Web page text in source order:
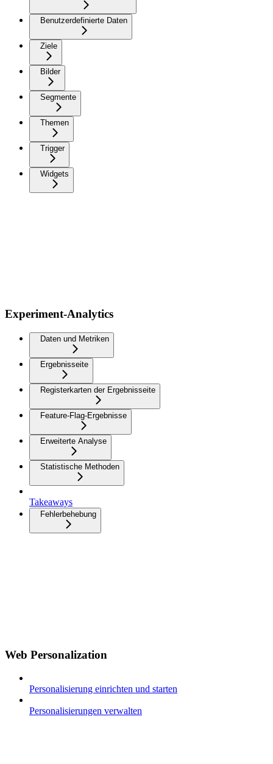
Benutzerdefinierte Daten
Ziele
Bilder
Segmente
Themen
Trigger
Widgets
Experiment-Analytics
Daten und Metriken
Ergebnisseite
Registerkarten der Ergebnisseite
Feature-Flag-Ergebnisse
Erweiterte Analyse
Statistische Methoden
Takeaways
Fehlerbehebung
Web Personalization
Personalisierung einrichten und starten
Personalisierungen verwalten